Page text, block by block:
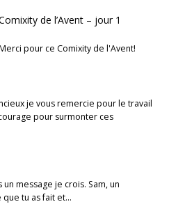
de l’Avent – jour 1
pour ce Comixity de l'Avent!
je vous remercie pour le travail
pour surmonter ces
message je crois. Sam, un
que tu as fait et…